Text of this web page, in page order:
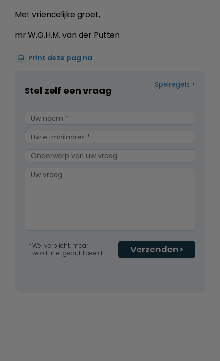
Met vriendelijke groet,
mr W.G.H.M. van der Putten
Print deze pagina
Spelregels
Stel zelf een vraag
Verzenden
Wel verplicht, maar
wordt niet gepubliceerd.